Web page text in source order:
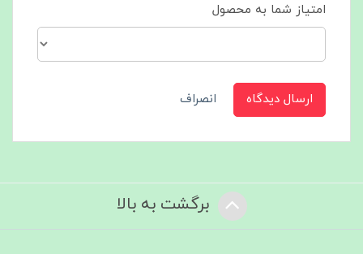
امتیاز شما به محصول
ارسال دیدگاه انصراف
برگشت به بالا